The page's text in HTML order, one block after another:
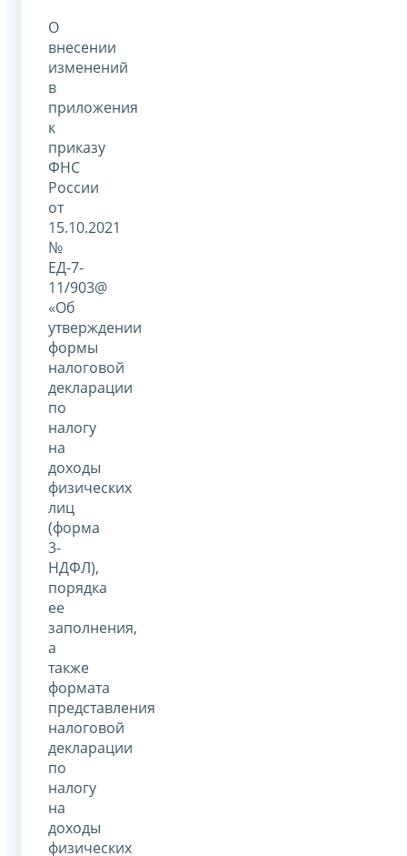
О
внесении
изменений
в
приложения
к
приказу
ФНС
России
от
15.10.2021
№
ЕД-7-
11/903@
«Об
утверждении
формы
налоговой
декларации
по
налогу
на
доходы
физических
лиц
(форма
3-
НДФЛ),
порядка
ее
заполнения,
а
также
формата
представления
налоговой
декларации
по
налогу
на
доходы
физических